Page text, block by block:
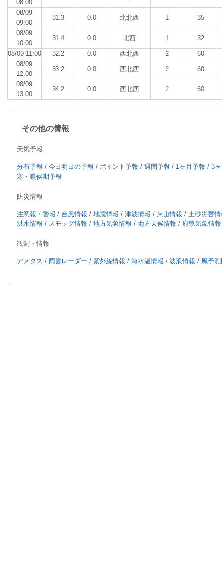
08:00
08/09
09:00
31.3 0.0 北北西 1 35
08/09
10:00
31.4 0.0 北西 1 32
08/09 11:00 32.2 0.0 西北西 2
60
08/09
12:00
33.2 0.0 西北西 2 60
08/09
13:00
34.2 0.0 西北西 2 60
その他の情報
天気予報
分布予報 / 今日明日の予報 / ポイント予報 / 週間予報 / 1ヶ月予報 / 3
寒・暖侯期予報
防災情報
注意報・警報 / 台風情報 / 地震情報 / 津波情報 / 火山情報 / 土砂災害情
洪水情報 / スモッグ情報 / 地方気象情報 / 地方天候情報 / 府県気象情報
観測・情報
アメダス / 雨雲レーダー / 紫外線情報 / 海水温情報 / 波浪情報 / 風予測